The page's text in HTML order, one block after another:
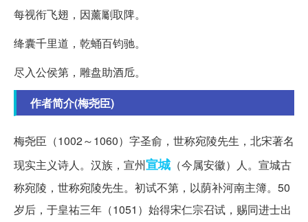
每视衔飞翅，因薰劚取陴。
绛囊千里道，乾蛹百钧驰。
尽入公侯第，雕盘助酒卮。
作者简介(梅尧臣)
梅尧臣（1002～1060）字圣俞，世称宛陵先生，北宋著名
现实主义诗人。汉族，宣州宣城 （今属安徽）人。宣城古
称宛陵，世称宛陵先生。初试不第，以荫补河南主簿。50
岁后，于皇祐三年（1051）始得宋仁宗召试，赐同进士出